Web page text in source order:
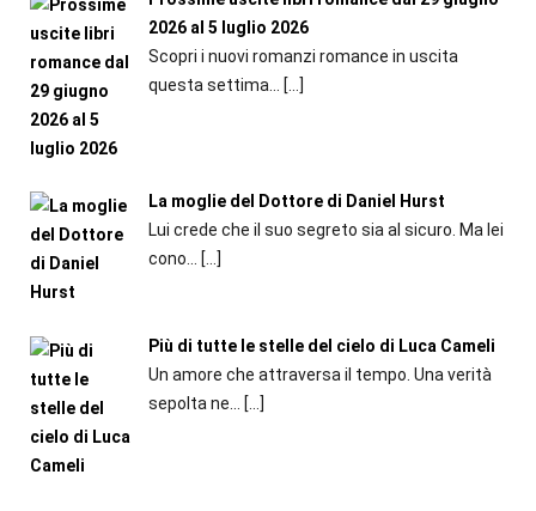
2026 al 5 luglio 2026
Scopri i nuovi romanzi romance in uscita
questa settima... […]
La moglie del Dottore di Daniel Hurst
Lui crede che il suo segreto sia al sicuro. Ma lei
cono...
[…]
Più di tutte le stelle del cielo di Luca Cameli
Un amore che attraversa il tempo. Una verità
sepolta ne...
[…]